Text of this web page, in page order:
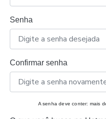
Senha
Confirmar senha
A senha deve conter: mais